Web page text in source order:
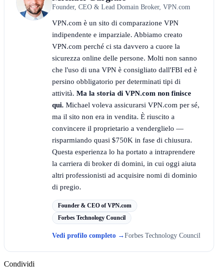
Founder, CEO & Lead Domain Broker, VPN.com
VPN.com è un sito di comparazione VPN
indipendente e imparziale. Abbiamo creato
VPN.com perché ci sta davvero a cuore la
sicurezza online delle persone. Molti non sanno
che l'uso di una VPN è consigliato dall'FBI ed è
persino obbligatorio per determinati tipi di
attività. Ma la storia di VPN.com non finisce
qui. Michael voleva assicurarsi VPN.com per sé,
ma il sito non era in vendita. È riuscito a
convincere il proprietario a venderglielo —
risparmiando quasi $750K in fase di chiusura.
Questa esperienza lo ha portato a intraprendere
la carriera di broker di domini, in cui oggi aiuta
altri professionisti ad acquisire nomi di dominio
di pregio.
Founder & CEO of VPN.com
Forbes Technology Council
Vedi profilo completo → Forbes Technology Council
Condividi